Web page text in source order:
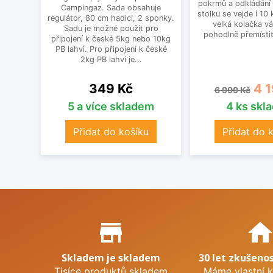
Campingaz. Sada obsahuje
regulátor, 80 cm hadici, 2 sponky.
Sadu je možné použít pro
připojení k české 5kg nebo 10kg
PB lahvi. Pro připojení k české
2kg PB lahvi je...
Cena
349 Kč
5 a více skladem
Přidat do košíku
pokrmů a
stolku se vejde i 10
velká kolačka
pohodlně
Běžná cena
6 999 Kč 4
4 ks
Přidat do
Proč nakupovat u nás?
store_mall_directory
Skladem je skladem
home
30 let